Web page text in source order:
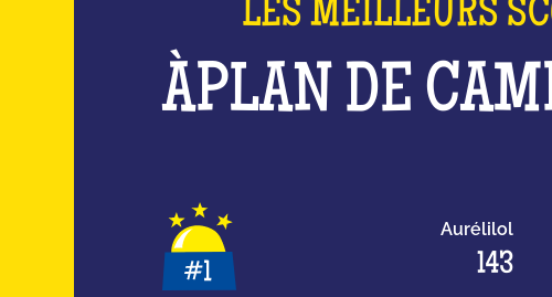
LES MEILLEURS
ÀPLAN DE
Aurélilol
143